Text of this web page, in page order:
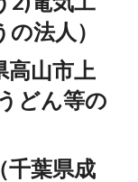
法人）
高山市上
どん等の
（千葉県成